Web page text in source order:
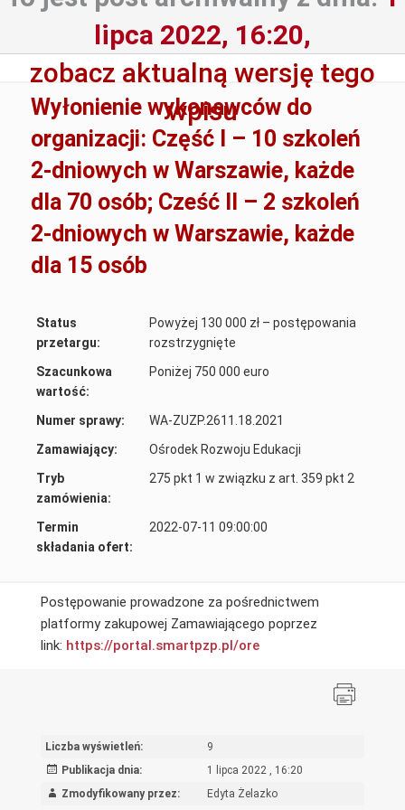
lipca 2022, 16:20,
zobacz aktualną wersję tego
wpisu
Wyłonienie wykonawców do
organizacji: Część I – 10 szkoleń
2-dniowych w Warszawie, każde
dla 70 osób; Cześć II – 2 szkoleń
2-dniowych w Warszawie, każde
dla 15 osób
Status
przetargu:
Powyżej 130 000 zł – postępowania
rozstrzygnięte
Szacunkowa
wartość:
Poniżej 750 000 euro
Numer sprawy:
WA-ZUZP.2611.18.2021
Zamawiający:
Ośrodek Rozwoju Edukacji
Tryb
zamówienia:
275 pkt 1 w związku z art. 359 pkt 2
Termin
składania ofert:
2022-07-11 09:00:00
Postępowanie prowadzone za pośrednictwem
platformy zakupowej Zamawiającego poprzez
link: https://portal.smartpzp.pl/ore
Liczba wyświetleń:
9
Publikacja dnia:
1 lipca 2022 , 16:20
Zmodyfikowany przez:
Edyta Żelazko